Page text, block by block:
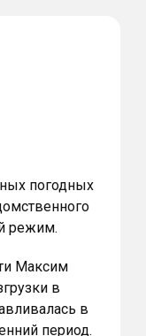
погодных
режим.
Максим
в
в
период.